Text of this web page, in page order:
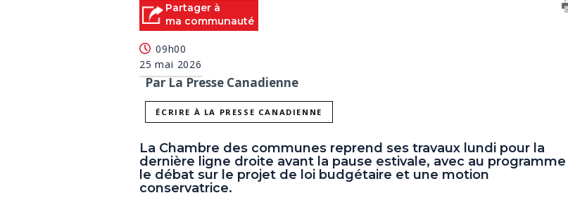
Partager à
ma communauté
09h00
25 mai 2026
Par La Presse Canadienne
ÉCRIRE À LA PRESSE CANADIENNE
La Chambre des communes reprend ses travaux lundi pour la
dernière ligne droite avant la pause estivale, avec au programme
le débat sur le projet de loi budgétaire et une motion
conservatrice.